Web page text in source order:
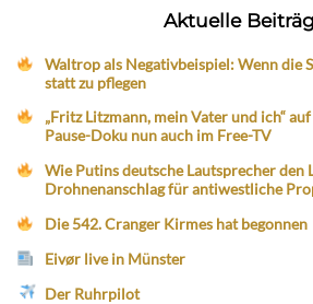
Aktuelle
Waltrop als Negativbeispiel: Wenn die
statt zu pflegen
„Fritz Litzmann, mein Vater und ich“
Pause-Doku nun auch im Free-TV
Wie Putins deutsche Lautsprecher den
Drohnenanschlag für antiwestliche
Die 542. Cranger Kirmes hat begonnen
Eivør live in Münster
Der Ruhrpilot